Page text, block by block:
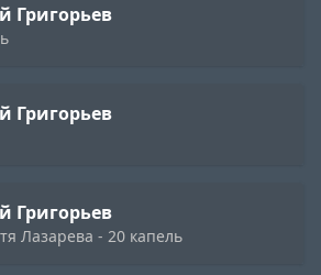
Григорьев
Григорьев
Григорьев
Лазарева - 20 капель